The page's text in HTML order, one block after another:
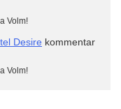
Volm!
Desire kommentar
Volm!